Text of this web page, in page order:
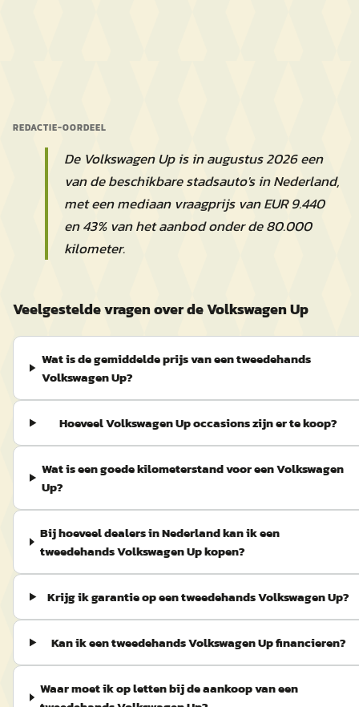
REDACTIE-OORDEEL
De Volkswagen Up is in augustus 2026 een
van de beschikbare stadsauto's in Nederland,
met een mediaan vraagprijs van EUR 9.440
en 43% van het aanbod onder de 80.000
kilometer.
Veelgestelde vragen over de Volkswagen Up
Wat is de gemiddelde prijs van een tweedehands
Volkswagen Up?
Hoeveel Volkswagen Up occasions zijn er te koop?
Wat is een goede kilometerstand voor een Volkswagen
Up?
Bij hoeveel dealers in Nederland kan ik een
tweedehands Volkswagen Up kopen?
Krijg ik garantie op een tweedehands Volkswagen Up?
Kan ik een tweedehands Volkswagen Up financieren?
Waar moet ik op letten bij de aankoop van een